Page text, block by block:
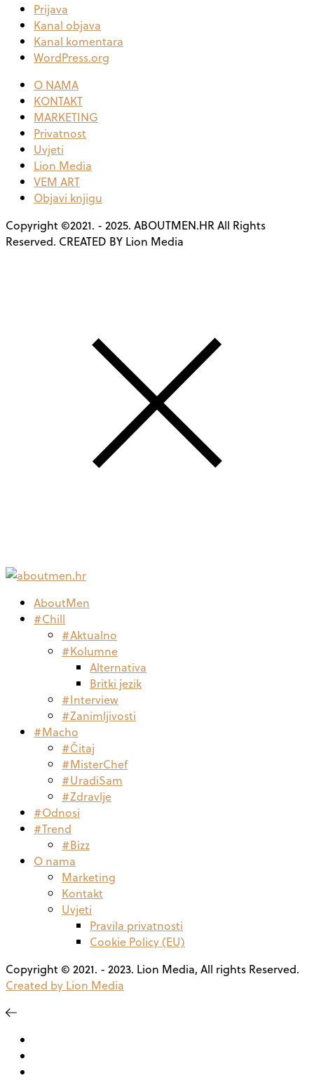
Prijava
Kanal objava
Kanal komentara
WordPress.org
O NAMA
KONTAKT
MARKETING
Privatnost
Uvjeti
Lion Media
VEM ART
Objavi knjigu
Copyright ©2021. - 2025. ABOUTMEN.HR All Rights
Reserved. CREATED BY Lion Media
AboutMen
#Chill
#Aktualno
#Kolumne
Alternativa
Britki jezik
#Interview
#Zanimljivosti
#Macho
#Čitaj
#MisterChef
#UradiSam
#Zdravlje
#Odnosi
#Trend
#Bizz
O nama
Marketing
Kontakt
Uvjeti
Pravila privatnosti
Cookie Policy (EU)
Copyright © 2021. - 2023. Lion Media, All rights Reserved.
Created by Lion Media